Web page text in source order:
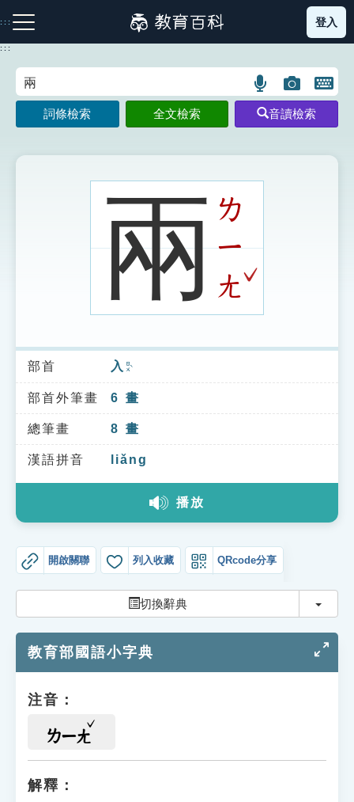
到
主
:::
注音索引圖示 筆畫索引圖示 部首索引表圖示
索引選單
知識索引
單字索引
生命大百科索引
教學應用
貓頭鷹博士
登入
:::
語
言
搜
示
圖
片
搜
開
鍵
圖
詞條檢索 全文檢索 音讀檢索
兩ㄌ
ㄧ
ㄤ
ˇ
部首 入 ㄖㄨˋ
部首外筆畫 6 畫
總筆畫 8 畫
漢語拼音 liǎng
播放
開啟關聯 列入收藏 QRcode分享
切換辭典 切換
教育部國語小字典
注音：
ㄌㄧㄤ
解釋：